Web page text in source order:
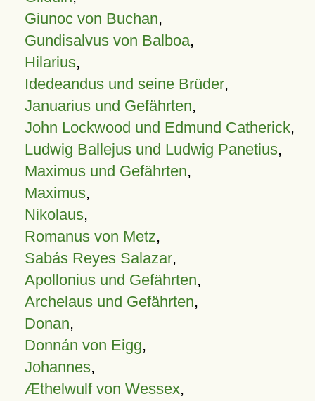
Giunoc von Buchan,
Gundisalvus von Balboa,
Hilarius,
Idedeandus und seine Brüder,
Januarius und Gefährten,
John Lockwood und Edmund Catherick,
Ludwig Ballejus und Ludwig Panetius,
Maximus und Gefährten,
Maximus,
Nikolaus,
Romanus von Metz,
Sabás Reyes Salazar,
Apollonius und Gefährten,
Archelaus und Gefährten,
Donan,
Donnán von Eigg,
Johannes,
Æthelwulf von Wessex,